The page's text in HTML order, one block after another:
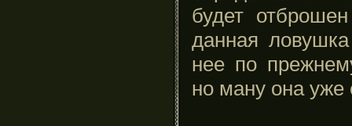
будет
данная
нее по
но ману она уже